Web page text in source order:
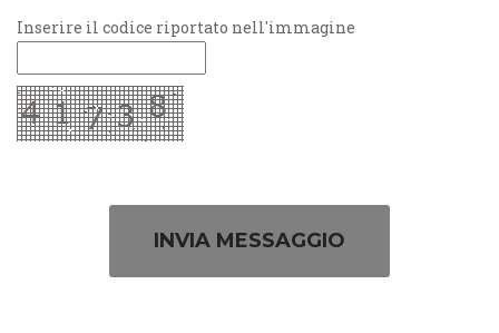
Inserire il codice riportato nell'immagine
INVIA MESSAGGIO